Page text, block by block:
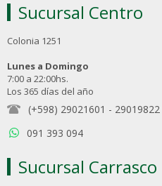
Sucursal Centro
Colonia 1251
Lunes a Domingo
7:00 a 22:00hs.
Los 365 días del año
(+598) 29021601 - 29019822
091 393 094
Sucursal Carrasco